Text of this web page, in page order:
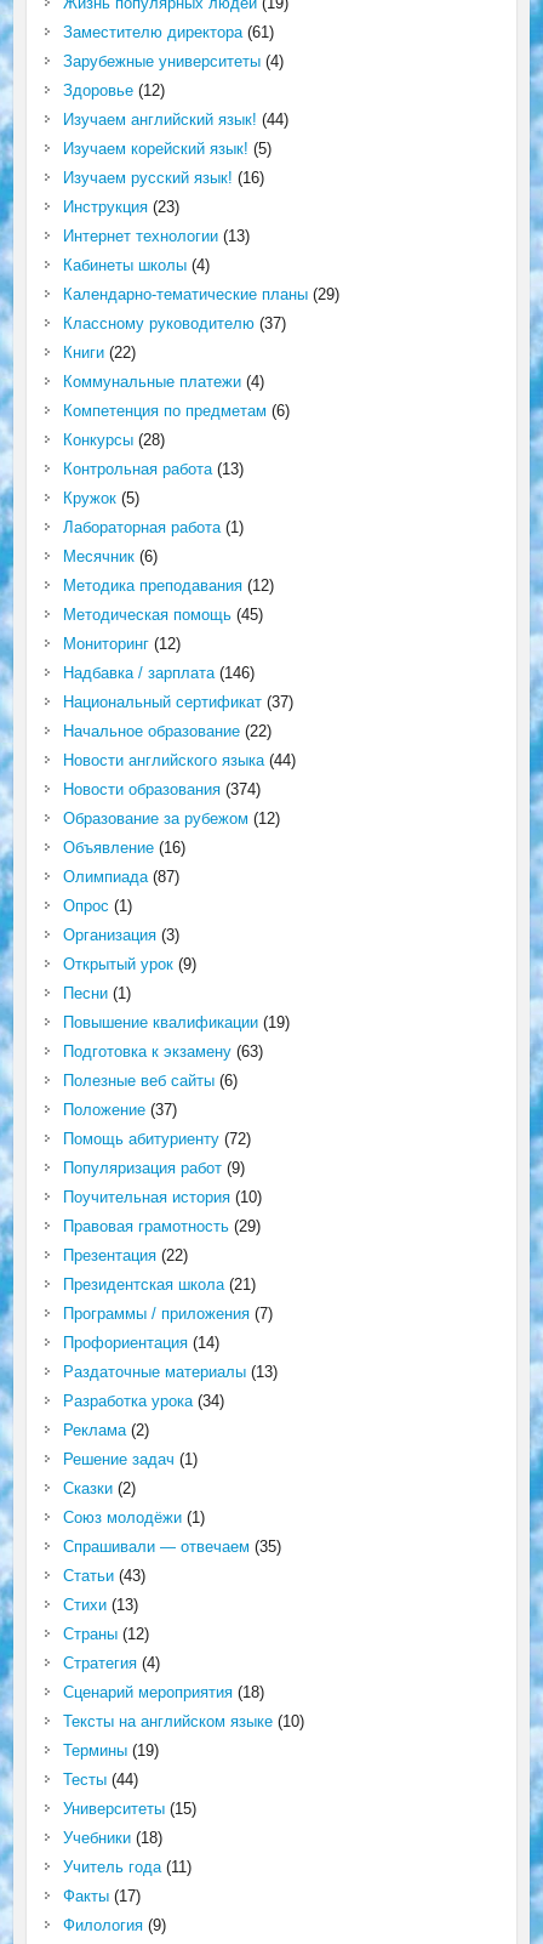
Заместителю директора(61)
Зарубежные университеты(4)
Здоровье(12)
Изучаем английский язык! (44)
Изучаем корейский язык! (5)
Изучаем русский язык! (16)
Инструкция(23)
Интернет технологии(13)
Кабинеты школы(4)
Календарно-тематические планы(29)
Классному руководителю(37)
Книги(22)
Коммунальные платежи(4)
Компетенция по предметам (6)
Конкурсы(28)
Контрольная работа(13)
Кружок(5)
Лабораторная работа(1)
Месячник(6)
Методика преподавания(12)
Методическая помощь(45)
Мониторинг(12)
Надбавка / зарплата(146)
Национальный сертификат(37)
Начальное образование(22)
Новости английского языка(44)
Новости образования(374)
Образование за рубежом (12)
Объявление(16)
Олимпиада(87)
Опрос (1)
Организация(3)
Открытый урок(9)
Песни(1)
Повышение квалификации(19)
Подготовка к экзамену(63)
Полезные веб сайты(6)
Положение(37)
Помощь абитуриенту(72)
Популяризация работ(9)
Поучительная история(10)
Правовая грамотность(29)
Презентация(22)
Президентская школа(21)
Программы / приложения(7)
Профориентация(14)
Раздаточные материалы(13)
Разработка урока(34)
Реклама(2)
Решение задач (1)
Сказки(2)
Союз молодёжи(1)
Спрашивали — отвечаем (35)
Статьи(43)
Стихи(13)
Страны(12)
Стратегия(4)
Сценарий мероприятия(18)
Тексты на английском языке(10)
Термины(19)
Тесты(44)
Университеты(15)
Учебники(18)
Учитель года(11)
Факты(17)
Филология(9)